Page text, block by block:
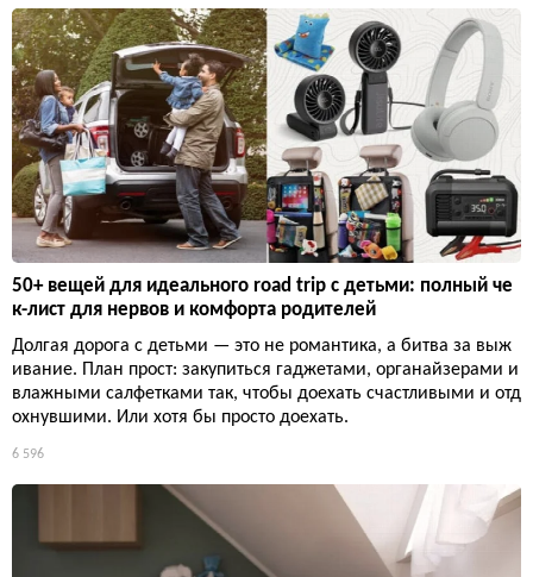
50+ вещей для идеального road trip с детьми: полный че
к-лист для нервов и комфорта родителей
Долгая дорога с детьми — это не романтика, а битва за выж
ивание. План прост: закупиться гаджетами, органайзерами и
влажными салфетками так, чтобы доехать счастливыми и отд
охнувшими. Или хотя бы просто доехать.
6 596